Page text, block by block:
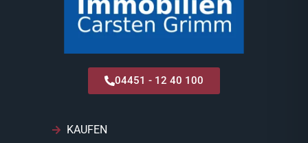
04451 - 12 40 100
KAUFEN